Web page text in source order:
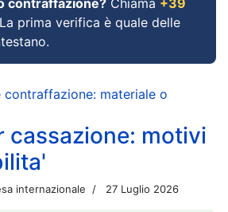
prima verifica è quale delle
materiale o
cassazione: motivi
internazionale 27 Luglio 2026